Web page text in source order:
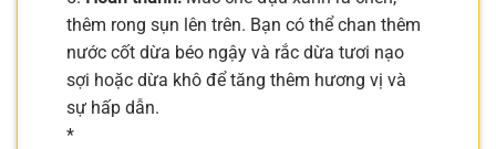
thêm rong sụn lên trên. Bạn có thể chan thêm
nước cốt dừa béo ngậy và rắc dừa tươi nạo
sợi hoặc dừa khô để tăng thêm hương vị và
sự hấp dẫn.
*